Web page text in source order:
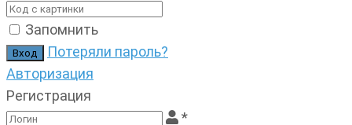
Запомнить
Потеряли пароль?
Авторизация
Регистрация
*